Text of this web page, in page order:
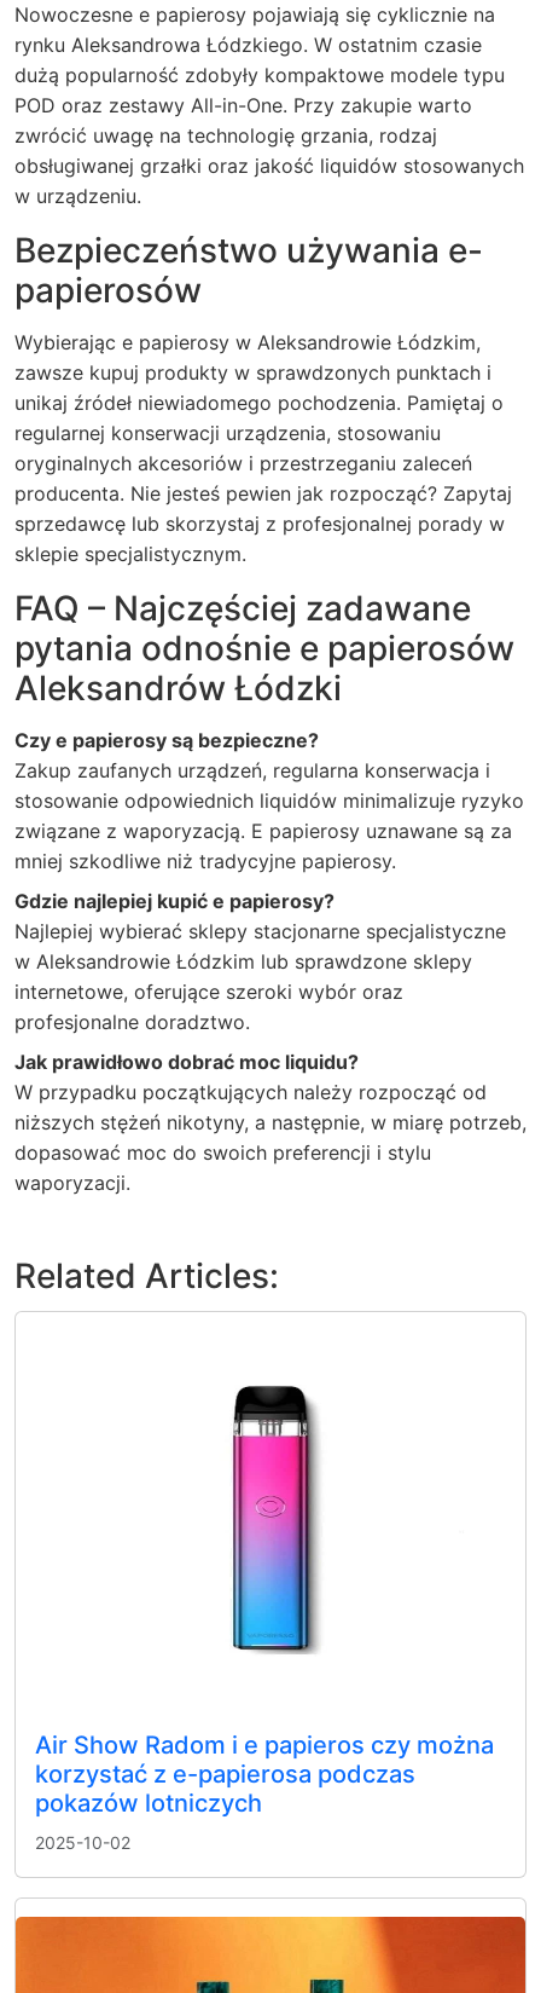
Nowoczesne e papierosy pojawiają się cyklicznie na
rynku Aleksandrowa Łódzkiego. W ostatnim czasie
dużą popularność zdobyły kompaktowe modele typu
POD oraz zestawy All-in-One. Przy zakupie warto
zwrócić uwagę na technologię grzania, rodzaj
obsługiwanej grzałki oraz jakość liquidów stosowanych
w urządzeniu.
Bezpieczeństwo używania e-
papierosów
Wybierając e papierosy w Aleksandrowie Łódzkim,
zawsze kupuj produkty w sprawdzonych punktach i
unikaj źródeł niewiadomego pochodzenia. Pamiętaj o
regularnej konserwacji urządzenia, stosowaniu
oryginalnych akcesoriów i przestrzeganiu zaleceń
producenta. Nie jesteś pewien jak rozpocząć? Zapytaj
sprzedawcę lub skorzystaj z profesjonalnej porady w
sklepie specjalistycznym.
FAQ – Najczęściej zadawane
pytania odnośnie e papierosów
Aleksandrów Łódzki
Czy e papierosy są bezpieczne?
Zakup zaufanych urządzeń, regularna konserwacja i
stosowanie odpowiednich liquidów minimalizuje ryzyko
związane z waporyzacją. E papierosy uznawane są za
mniej szkodliwe niż tradycyjne papierosy.
Gdzie najlepiej kupić e papierosy?
Najlepiej wybierać sklepy stacjonarne specjalistyczne
w Aleksandrowie Łódzkim lub sprawdzone sklepy
internetowe, oferujące szeroki wybór oraz
profesjonalne doradztwo.
Jak prawidłowo dobrać moc liquidu?
W przypadku początkujących należy rozpocząć od
niższych stężeń nikotyny, a następnie, w miarę potrzeb,
dopasować moc do swoich preferencji i stylu
waporyzacji.
Related Articles:
Air Show Radom i e papieros czy można
korzystać z e-papierosa podczas
pokazów lotniczych
2025-10-02